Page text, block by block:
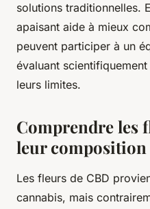
solutions traditionnelles.
apaisant aide à mieux
peuvent participer à un
évaluant
leurs limites.
Comprendre les
leur composition
Les fleurs de CBD
cannabis, mais